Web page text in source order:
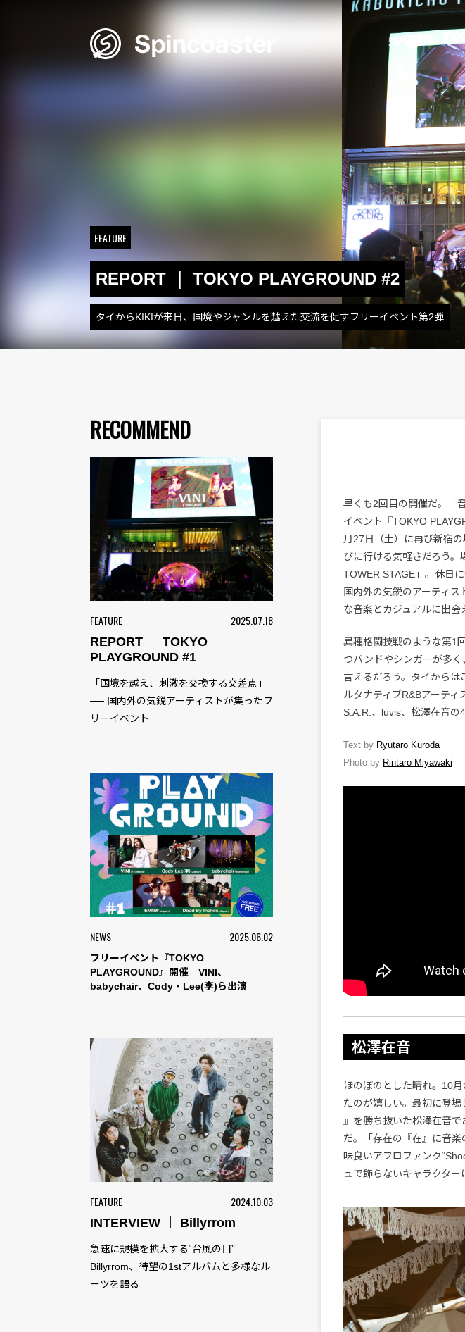
FEATURE
REPORT ｜ TOKYO PLAYGROUND #2
タイからKIKIが来日、国境やジャンルを越えた交流を促すフリーイベント第2弾
RECOMMEND
FEATURE 2025.07.18
REPORT ｜ TOKYO
PLAYGROUND #1
「国境を越え、刺激を交換する交差点」
── 国内外の気鋭アーティストが集ったフ
リーイベント
NEWS 2025.06.02
フリーイベント『TOKYO
PLAYGROUND』開催 VINI、
babychair、Cody・Lee(李)ら出演
FEATURE 2024.10.03
INTERVIEW ｜ Billyrrom
急速に規模を拡大する“台風の目”
Billyrrom、待望の1stアルバムと多様なル
ーツを語る
早くも2回目の開催だ。「
イベント『TOKYO
月27日（土）に再び新宿
びに行ける気軽さだろう
TOWER STAGE」。休日
国内外の気鋭のアーティ
な音楽とカジュアルに出会
異種格闘技戦のような第1
つバンドやシンガーが多
言えるだろう。タイから
ルタナティブR&Bアーティ
S.A.R.、luvis、松澤在音の
Text by Ryutaro Kuroda
Photo by Rintaro Miyawaki
松澤在音
ほのぼのとした晴れ。10
たのが嬉しい。最初に登
』を勝ち抜いた松澤在音
だ。「存在の『在』に音
味良いアフロファンク
ュで飾らないキャラクター